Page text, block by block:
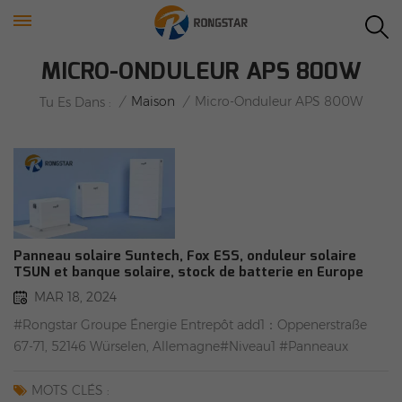
MICRO-ONDULEUR APS 800W
Tu Es Dans : / Maison / Micro-Onduleur APS 800W
Panneau solaire Suntech, Fox ESS, onduleur solaire
TSUN et banque solaire, stock de batterie en Europe
MAR 18, 2024
#Rongstar Groupe Énergie Entrepôt add1：Oppenerstraße
67-71, 52146 Würselen, Allemagne#Niveau1 #Panneaux
415/420/425W(FB/BF) Anker : batterie de balcon Solarbank
MOTS CLÉS :